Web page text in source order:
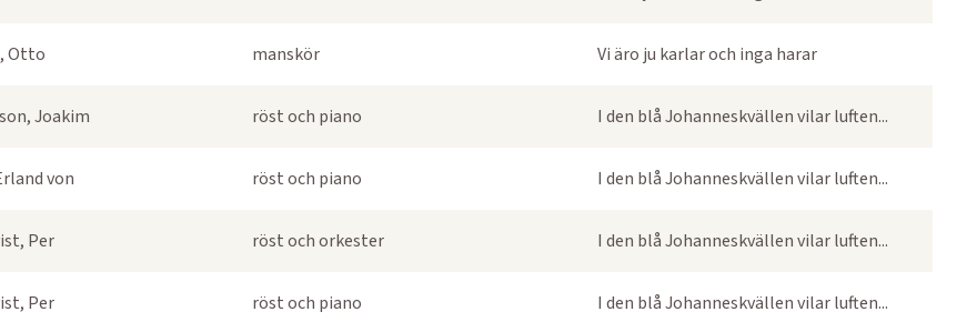
Otto manskör Vi äro ju karlar och inga harar
Joakim röst och piano I den blå Johanneskvällen vilar luften...
von röst och piano I den blå Johanneskvällen vilar luften...
Per röst och orkester I den blå Johanneskvällen vilar luften...
Per röst och piano I den blå Johanneskvällen vilar luften...